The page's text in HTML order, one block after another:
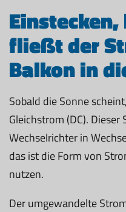
fließt der
Balkon in
Sobald die Sonne
Gleichstrom (DC).
Wechselrichter in
das ist die Form von
nutzen.
Der umgewandelte